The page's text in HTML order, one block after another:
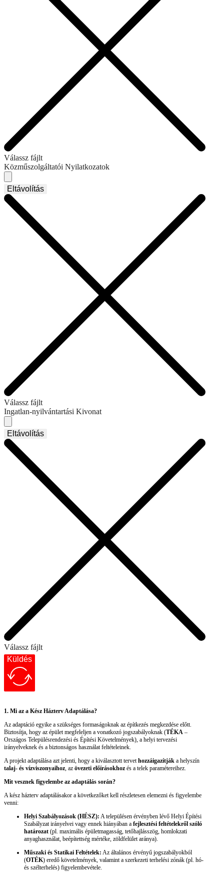
Válassz fájlt
Közműszolgáltatói Nyilatkozatok
Eltávolítás
Válassz fájlt
Ingatlan-nyilvántartási Kivonat
Eltávolítás
Válassz fájlt
Küldés
1. Mi az a Kész Házterv Adaptálása?
Az adaptáció egyike a szükséges formaságoknak az építkezés megkezdése előtt.
Biztosítja, hogy az épület megfeleljen a vonatkozó jogszabályoknak (TÉKA –
Országos Településrendezési és Építési Követelmények), a helyi tervezési
irányelveknek és a biztonságos használat feltételeinek.
A projekt adaptálása azt jelenti, hogy a kiválasztott tervethozzáigazítják a helyszín
talaj- és vízviszonyaihoz, az övezeti előírásokhoz és a telek paramétereihez.
Mit vesznek figyelembe az adaptálás során?
A kész házterv adaptálásakor a következőket kell részletesen elemezni és figyelembe
venni:
Helyi Szabályozások (HÉSZ): A településen érvényben lévő Helyi Építési
Szabályzat irányelvei vagy ennek hiányában a fejlesztési feltételekről szóló
határozat (pl. maximális épületmagasság, tetőhajlásszög, homlokzati
anyaghasználat, beépítettség mértéke, zöldfelület aránya).
Műszaki és Statikai Feltételek: Az általános érvényű jogszabályokból
(OTÉK) eredő követelmények, valamint a szerkezeti terhelési zónák (pl. hó-
és szélterhelés) figyelembevétele.